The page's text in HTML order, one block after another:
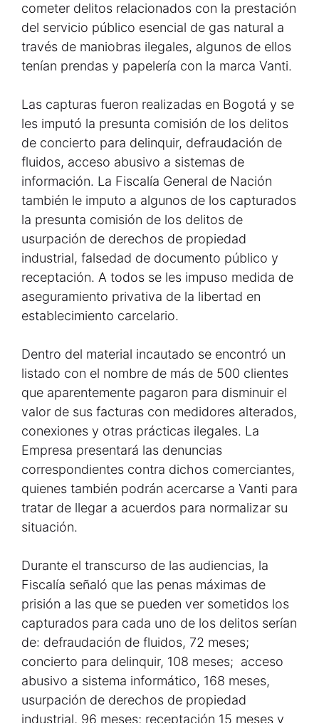
cometer delitos relacionados con la prestación
del servicio público esencial de gas natural a
través de maniobras ilegales, algunos de ellos
tenían prendas y papelería con la marca Vanti.
Las capturas fueron realizadas en Bogotá y se
les imputó la presunta comisión de los delitos
de concierto para delinquir, defraudación de
fluidos, acceso abusivo a sistemas de
información. La Fiscalía General de Nación
también le imputo a algunos de los capturados
la presunta comisión de los delitos de
usurpación de derechos de propiedad
industrial, falsedad de documento público y
receptación. A todos se les impuso medida de
aseguramiento privativa de la libertad en
establecimiento carcelario.
Dentro del material incautado se encontró un
listado con el nombre de más de 500 clientes
que aparentemente pagaron para disminuir el
valor de sus facturas con medidores alterados,
conexiones y otras prácticas ilegales. La
Empresa presentará las denuncias
correspondientes contra dichos comerciantes,
quienes también podrán acercarse a Vanti para
tratar de llegar a acuerdos para normalizar su
situación.
Durante el transcurso de las audiencias, la
Fiscalía señaló que las penas máximas de
prisión a las que se pueden ver sometidos los
capturados para cada uno de los delitos serían
de: defraudación de fluidos, 72 meses;
concierto para delinquir, 108 meses; acceso
abusivo a sistema informático, 168 meses,
usurpación de derechos de propiedad
industrial, 96 meses; receptación 15 meses y